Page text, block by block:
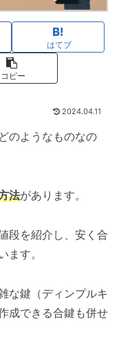
はてブ
コピー
2024.04.11
のようなものなの
法があります。
段を紹介し、安く合
ます。
な鍵（ディンプルキ
成できる合鍵も併せ